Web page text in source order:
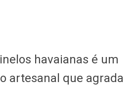
havaianas é um
artesanal que agrada